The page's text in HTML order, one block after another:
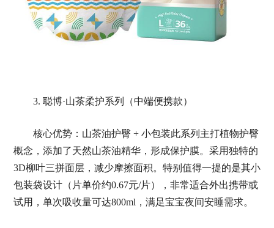
3. 聪博·山茶柔护系列（中端便携款）
核心优势：山茶油护臀 + 小包装此系列主打植物护臀
概念，添加了天然山茶油精华，形成保护膜。采用独特的
3D柳叶三拼面层，减少摩擦面积。特别值得一提的是其小
包装袋设计（片单价约0.67元/片），非常适合外出携带或
试用，单次吸收量可达800ml，满足宝宝夜间安睡需求。